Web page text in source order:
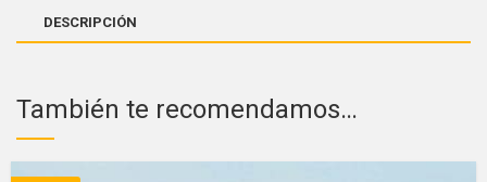
DESCRIPCIÓN
También te recomendamos…